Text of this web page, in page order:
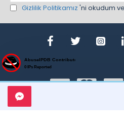
Gizlilik Politikamız 'ni okudum
© 1970, Nursan, Bütün Hakları